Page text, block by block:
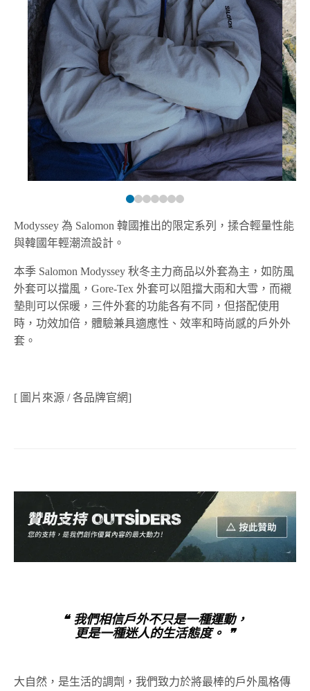
Modyssey 為 Salomon 韓國推出的限定系列，揉合輕量性能
與韓國年輕潮流設計。
本季 Salomon Modyssey 秋冬主力商品以外套為主，如防風
外套可以擋風，Gore-Tex 外套可以阻擋大雨和大雪，而襯
墊則可以保暖，三件外套的功能各有不同，但搭配使用
時，功效加倍，體驗兼具適應性、效率和時尚感的戶外外
套。
[ 圖片來源 / 各品牌官網]
❝ 我們相信戶外不只是一種運動，
更是一種迷人的生活態度。 ❞
大自然，是生活的調劑，我們致力於將最棒的戶外風格傳